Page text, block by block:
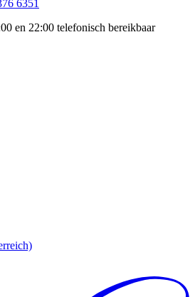
6351
en 22:00 telefonisch bereikbaar